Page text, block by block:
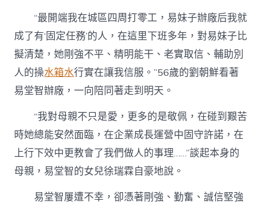
“最開端我在城區四周打零工，易妹子辦廠后我就
成了有‘固定任務’的人，在這里下班多年，對易妹子比
擬清楚，她剛強不平、精明能干、老實取信、輔助別
人的操水箱水行實在讓我信服。”56歲的劉朝鮮看著
易堂智辦廠，一向陪同著走到明天。
“我對母親不只是愛，更多的是敬佩，在碰到艱苦
時她總能安然面臨，在企業成長運營中固守許諾，在
上行下效中更教會了我們做人的事理……”談起本身的
母親，易堂智的女兒徐瑞霖自豪地說。
易堂智屢遭不幸，卻憑著剛強、勤奮、誠信堅強